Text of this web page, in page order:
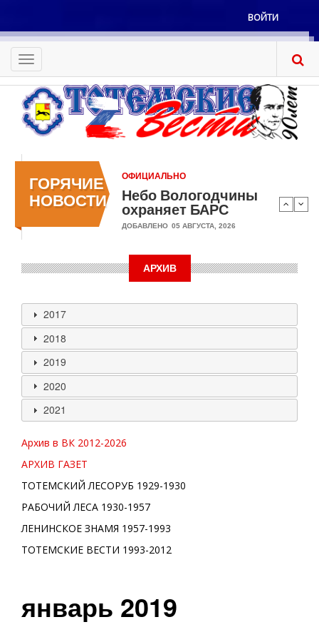
основному
содержанию
Меню
учётной
записи
пользователя
ВОЙТИ
Toggle
navigation
ГОРЯЧИЕ
НОВОСТИ
ОФИЦИАЛЬНО
Небо Вологодчины
охраняет БАРС
ДОБАВЛЕНО 05 АВГУСТА, 2026
АРХИВ
2017
2018
2019
2020
2021
Архив в ВК 2012-2026
АРХИВ ГАЗЕТ
ТОТЕМСКИЙ ЛЕСОРУБ 1929-1930
РАБОЧИЙ ЛЕСА 1930-1957
ЛЕНИНСКОЕ ЗНАМЯ 1957-1993
ТОТЕМСКИЕ ВЕСТИ 1993-2012
январь 2019